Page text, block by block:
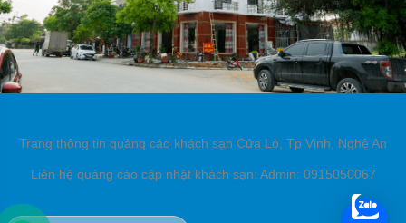
Trang thông tin quảng cáo khách sạn Cửa Lò, Tp Vinh, Nghệ An
Liên hệ quảng cáo cập nhật khách sạn: Admin: 0915050067